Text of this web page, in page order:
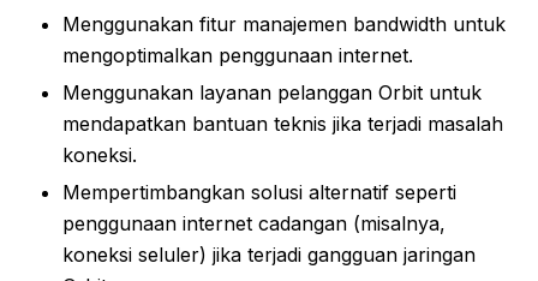
Menggunakan fitur manajemen bandwidth untuk
mengoptimalkan penggunaan internet.
Menggunakan layanan pelanggan Orbit untuk
mendapatkan bantuan teknis jika terjadi masalah
koneksi.
Mempertimbangkan solusi alternatif seperti
penggunaan internet cadangan (misalnya,
koneksi seluler) jika terjadi gangguan jaringan